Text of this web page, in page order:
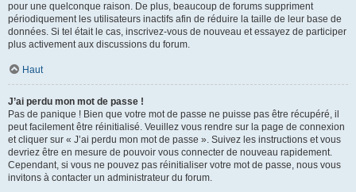
pour une quelconque raison. De plus, beaucoup de forums suppriment
périodiquement les utilisateurs inactifs afin de réduire la taille de leur base de
données. Si tel était le cas, inscrivez-vous de nouveau et essayez de participer
plus activement aux discussions du forum.
Haut
J’ai perdu mon mot de passe !
Pas de panique ! Bien que votre mot de passe ne puisse pas être récupéré, il
peut facilement être réinitialisé. Veuillez vous rendre sur la page de connexion
et cliquer sur « J’ai perdu mon mot de passe ». Suivez les instructions et vous
devriez être en mesure de pouvoir vous connecter de nouveau rapidement.
Cependant, si vous ne pouvez pas réinitialiser votre mot de passe, nous vous
invitons à contacter un administrateur du forum.